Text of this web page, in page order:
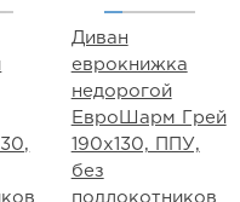
Диван
еврокнижка
недорогой
ЕвроШарм Грей
190х130, ППУ,
без
подлокотников